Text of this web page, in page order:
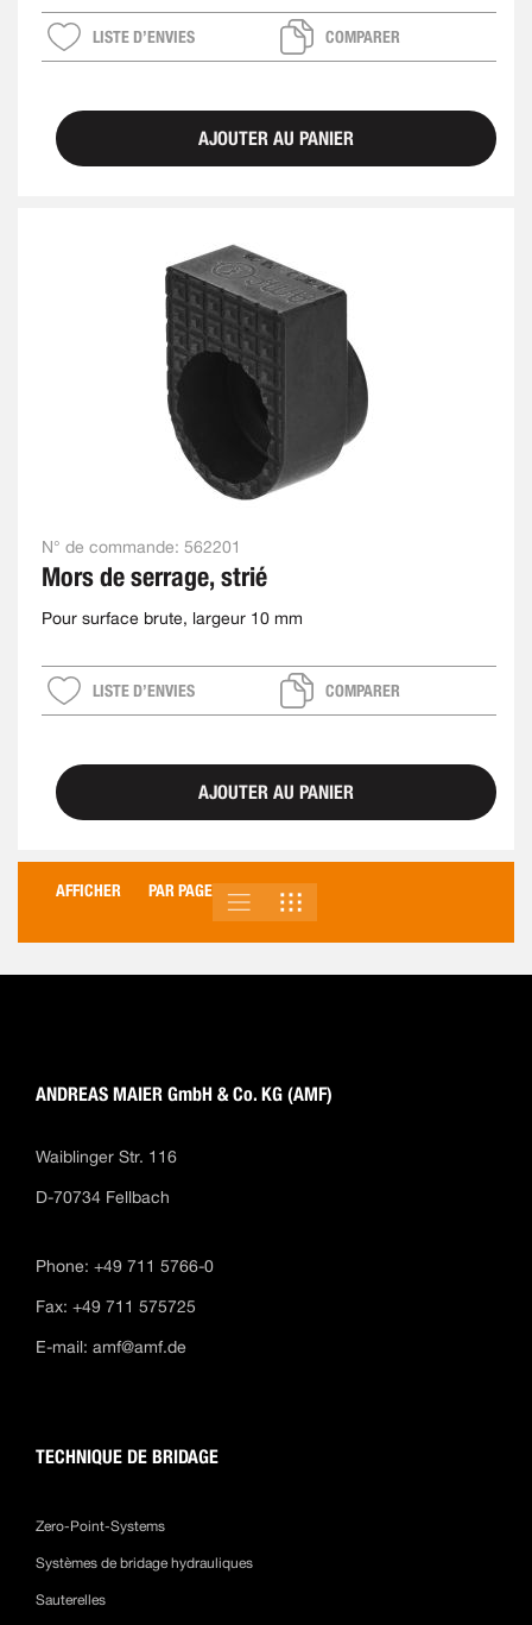
LISTE D’ENVIES COMPARER
AJOUTER AU PANIER
N° de commande: 562201
Mors de serrage, strié
Pour surface brute, largeur 10 mm
LISTE D’ENVIES COMPARER
AJOUTER AU PANIER
AFFICHER PAR PAGE
AFFICHER
EN
LISTE
ANDREAS MAIER GmbH & Co. KG (AMF)
Waiblinger Str. 116
D-70734 Fellbach
Phone: +49 711 5766-0
Fax: +49 711 575725
E-mail: amf@amf.de
TECHNIQUE DE BRIDAGE
Zero-Point-Systems
Systèmes de bridage hydrauliques
Sauterelles